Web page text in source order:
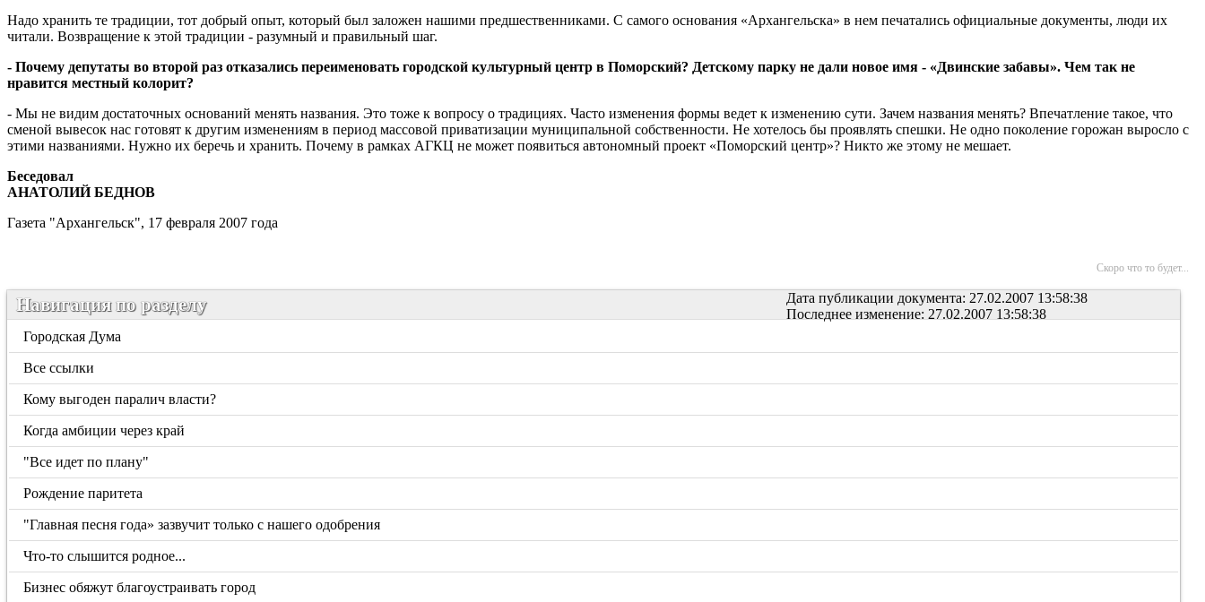
Надо хранить те традиции, тот добрый опыт, который был заложен нашими предшественниками. С самого основания «Архангельска» в нем печатались официальные документы, люди их
читали. Возвращение к этой традиции - разумный и правильный шаг.
- Почему депутаты во второй раз отказались переименовать городской культурный центр в Поморский? Детскому парку не дали новое имя - «Двинские забавы». Чем так не
нравится местный колорит?
- Мы не видим достаточных оснований менять названия. Это тоже к вопросу о традициях. Часто изменения формы ведет к изменению сути. Зачем названия менять? Впечатление такое, что
сменой вывесок нас готовят к другим изменениям в период массовой приватизации муниципальной собственности. Не хотелось бы проявлять спешки. Не одно поколение горожан выросло с
этими названиями. Нужно их беречь и хранить. Почему в рамках АГКЦ не может появиться автономный проект «Поморский центр»? Никто же этому не мешает.
Беседовал
АНАТОЛИЙ БЕДНОВ
Газета "Архангельск", 17 февраля 2007 года
Скоро что то будет...
Дата публикации документа: 27.02.2007 13:58:38
Последнее изменение: 27.02.2007 13:58:38
Навигация по разделу
Городская Дума
Все ссылки
Кому выгоден паралич власти?
Когда амбиции через край
"Все идет по плану"
Рождение паритета
"Главная песня года» зазвучит только с нашего одобрения
Что-то слышится родное...
Бизнес обяжут благоустраивать город